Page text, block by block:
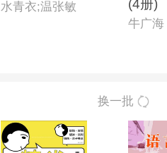
水青衣;温张敏
(4册)
牛广海
换一批